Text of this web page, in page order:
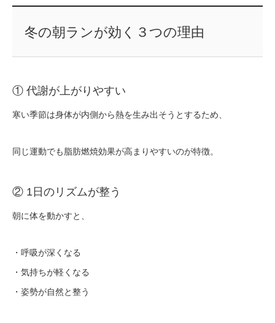
冬の朝ランが効く３つの理由
① 代謝が上がりやすい
寒い季節は身体が内側から熱を生み出そうとするため、
同じ運動でも 脂肪燃焼効果が高まりやすいのが特徴。
② 1日のリズムが整う
朝に体を動かすと、
・呼吸が深くなる
・気持ちが軽くなる
・姿勢が自然と整う